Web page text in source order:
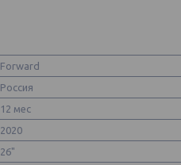
Forward
Россия
12 мес
2020
26"